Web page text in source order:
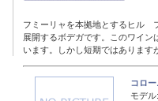
フミーリャを本拠地とするヒル
展開するボデガです。このワイ
います。しかし短期ではありま
コロ
モデル: